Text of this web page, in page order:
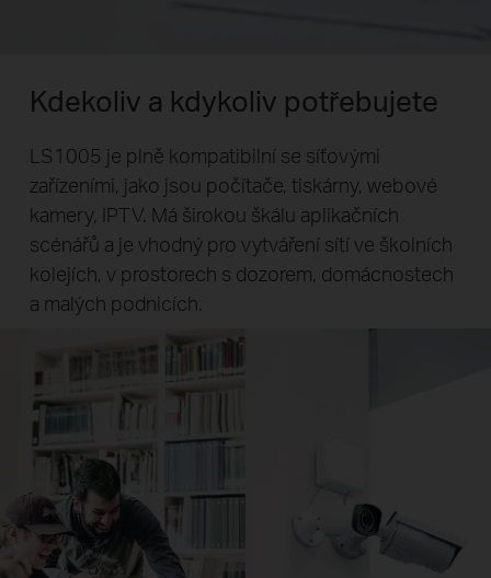
Kdekoliv a kdykoliv potřebujete
LS1005 je plně kompatibilní se síťovými
zařízeními, jako jsou počítače, tiskárny, webové
kamery, IPTV. Má širokou škálu aplikačních
scénářů a je vhodný pro vytváření sítí ve školních
kolejích, v prostorech s dozorem, domácnostech
a malých podnicích.